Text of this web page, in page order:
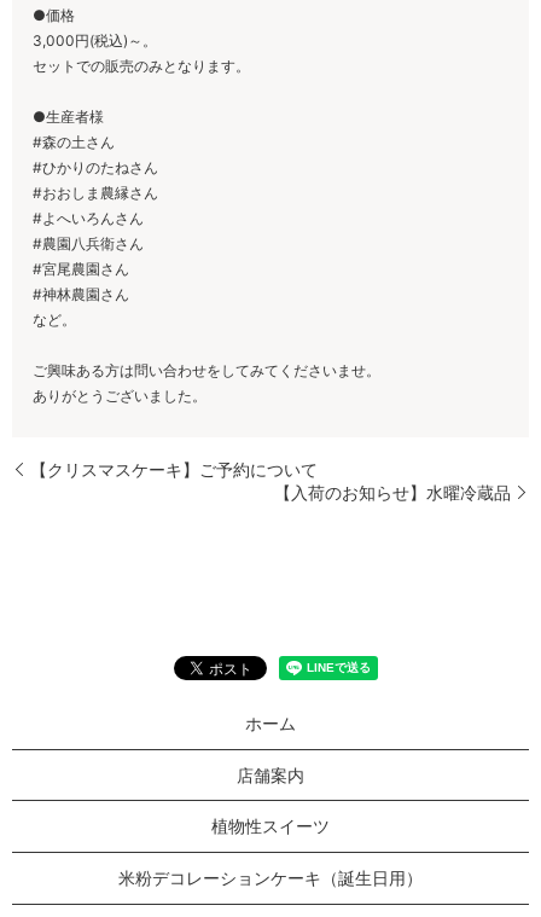
●価格
3,000円(税込)～。
セットでの販売のみとなります。
●生産者様
#森の土さん
#ひかりのたねさん
#おおしま農縁さん
#よへいろんさん
#農園八兵衛さん
#宮尾農園さん
#神林農園さん
など。
ご興味ある方は問い合わせをしてみてくださいませ。
ありがとうございました。
【クリスマスケーキ】ご予約について
【入荷のお知らせ】水曜冷蔵品
ホーム
店舗案内
植物性スイーツ
米粉デコレーションケーキ（誕生日用）